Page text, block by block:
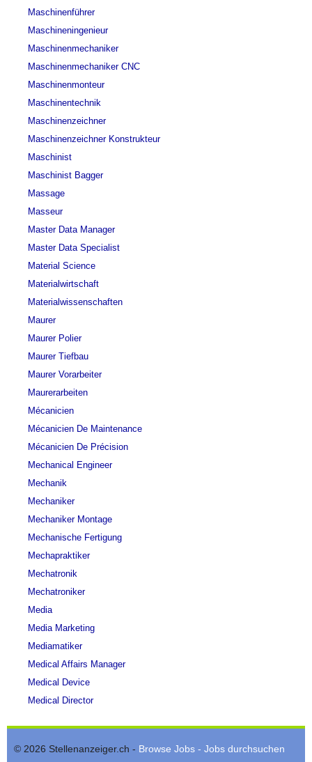
Maschinenführer
Maschineningenieur
Maschinenmechaniker
Maschinenmechaniker CNC
Maschinenmonteur
Maschinentechnik
Maschinenzeichner
Maschinenzeichner Konstrukteur
Maschinist
Maschinist Bagger
Massage
Masseur
Master Data Manager
Master Data Specialist
Material Science
Materialwirtschaft
Materialwissenschaften
Maurer
Maurer Polier
Maurer Tiefbau
Maurer Vorarbeiter
Maurerarbeiten
Mécanicien
Mécanicien De Maintenance
Mécanicien De Précision
Mechanical Engineer
Mechanik
Mechaniker
Mechaniker Montage
Mechanische Fertigung
Mechapraktiker
Mechatronik
Mechatroniker
Media
Media Marketing
Mediamatiker
Medical Affairs Manager
Medical Device
Medical Director
© 2026 Stellenanzeiger.ch - Browse Jobs - Jobs durchsuchen